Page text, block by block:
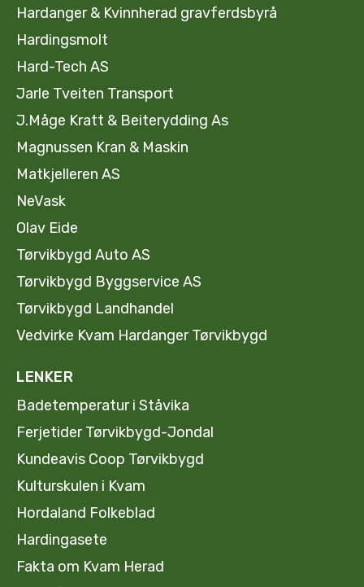
Hardanger & Kvinnherad gravferdsbyrå
Hardingsmolt
Hard-Tech AS
Jarle Tveiten Transport
J.Måge Kratt & Beiterydding As
Magnussen Kran & Maskin
Matkjelleren AS
NeVask
Olav Eide
Tørvikbygd Auto AS
Tørvikbygd Byggservice AS
Tørvikbygd Landhandel
Vedvirke Kvam Hardanger Tørvikbygd
LENKER
Badetemperatur i Ståvika
Ferjetider Tørvikbygd-Jondal
Kundeavis Coop Tørvikbygd
Kulturskulen i Kvam
Hordaland Folkeblad
Hardingasete
Fakta om Kvam Herad